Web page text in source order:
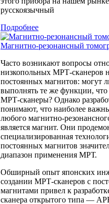
русскоязычный
Подробнее
Магнитно-резонансный
Часто возникают вопросы
низкопольных МРТ-сканеров
постоянных магнитов: могут
выполнять те же функции,
МРТ-сканеры? Однако
понимают, что наиболее
любого магнитно-
является магнит. Они
специализированная
постоянных магнитов
диапазон применения МРТ.
Обширный опыт японских
создании МРТ-сканеров с
магнитами привел к
сканера открытого типа —